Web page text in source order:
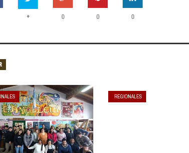
+ 0 0 0
REGIONALES